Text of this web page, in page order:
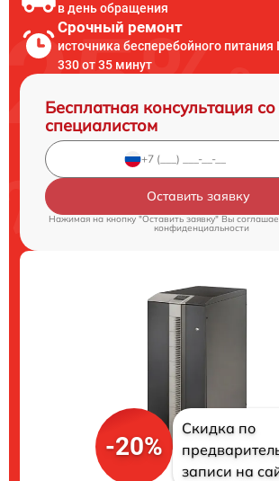
в день обращения
Срочный ремонт
источника бесперебойного питания
330 от 35 минут
Бесплатная консультация со
специалистом
Оставить заявку
Нажимая на кнопку "Оставить заявку" Вы
конфиденциальности
-20%
Скидка по
записи на